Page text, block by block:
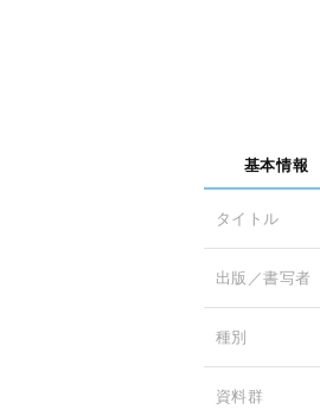
基本情報
タイトル
出版／書写者
種別
資料群